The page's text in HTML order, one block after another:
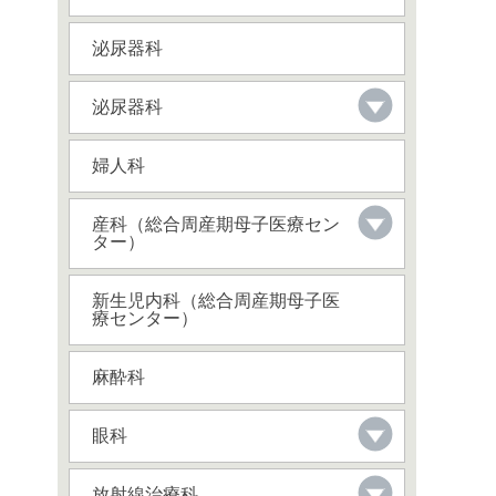
泌尿器科
泌尿器科
婦人科
産科（総合周産期母子医療セン
ター）
新生児内科（総合周産期母子医
療センター）
麻酔科
眼科